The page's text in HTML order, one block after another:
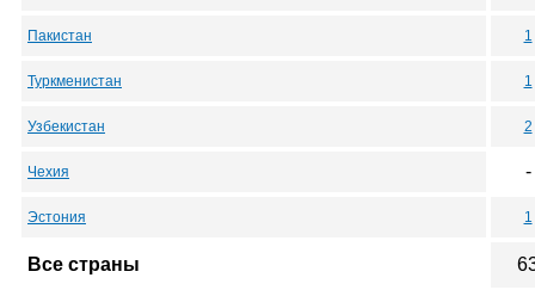
Пакистан 1
Туркменистан 1
Узбекистан 2
Чехия -
Эстония 1
Все страны